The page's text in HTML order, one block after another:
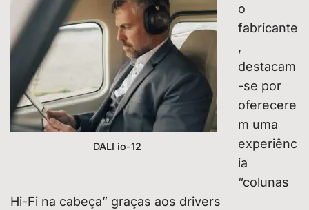
DALI io-12
o
fabricante
,
destacam
-se por
oferecere
m uma
experiênc
ia
“colunas
Hi-Fi na cabeça” graças aos drivers